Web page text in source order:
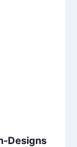
Designs